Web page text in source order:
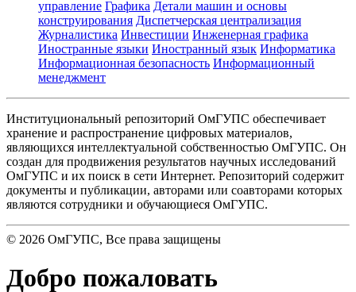
управление Графика Детали машин и основы
конструирования Диспетчерская централизация
Журналистика Инвестиции Инженерная графика
Иностранные языки Иностранный язык Информатика
Информационная безопасность Информационный
менеджмент
Институциональный репозиторий ОмГУПС обеспечивает
хранение и распространение цифровых материалов,
являющихся интеллектуальной собственностью ОмГУПС. Он
создан для продвижения результатов научных исследований
ОмГУПС и их поиск в сети Интернет. Репозиторий содержит
документы и публикации, авторами или соавторами которых
являются сотрудники и обучающиеся ОмГУПС.
© 2026 ОмГУПС, Все права защищены
Добро пожаловать